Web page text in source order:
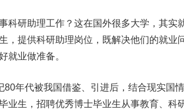
研助理工作？这在国外很多大学，其实就
，提供科研助理岗位，既解决他们的就业
就业做准备。
年代被我国借鉴、引进后，结合现实国
业生，招聘优秀博士毕业生从事教育、科